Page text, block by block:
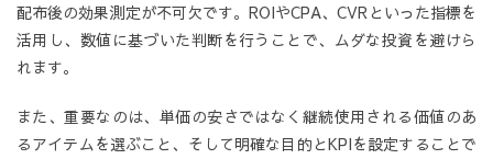
配布後の効果測定が不可欠です。ROIやCPA、CVRといった指標を
活用し、数値に基づいた判断を行うことで、ムダな投資を避けら
れます。
また、重要なのは、単価の安さではなく継続使用される価値のあ
るアイテムを選ぶこと、そして明確な目的とKPIを設定することで